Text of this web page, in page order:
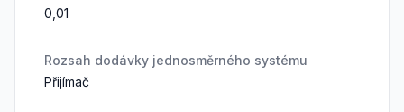
0,01
Rozsah dodávky jednosměrného systému
Přijímač